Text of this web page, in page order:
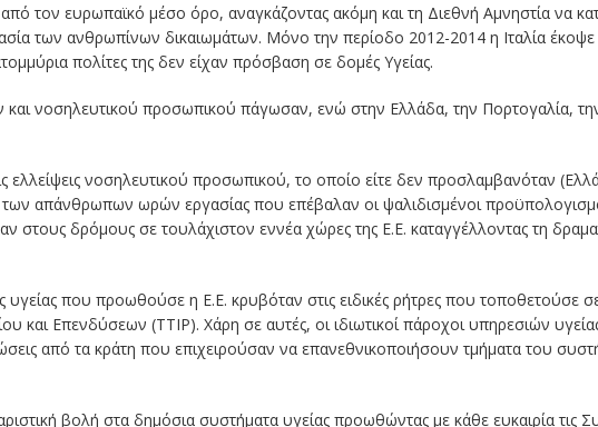
τον ευρωπαϊκό μέσο όρο, αναγκάζοντας ακόμη και τη Διεθνή Αμνηστία να
των ανθρωπίνων δικαιωμάτων. Μόνο την περίοδο 2012-2014 η Ιταλία έκοψε
πολίτες της δεν είχαν πρόσβαση σε δομές Υγείας.
και νοσηλευτικού προσωπικού πάγωσαν, ενώ στην Ελλάδα, την Πορτογαλία,
ελλείψεις νοσηλευτικού προσωπικού, το οποίο είτε δεν προσλαμβανόταν
των απάνθρωπων ωρών εργασίας που επέβαλαν οι ψαλιδισμένοι
στους δρόμους σε τουλάχιστον εννέα χώρες της Ε.Ε. καταγγέλλοντας τη
που προωθούσε η Ε.Ε. κρυβόταν στις ειδικές ρήτρες που τοποθετούσε σε
και Επενδύσεων (TTIP). Χάρη σε αυτές, οι ιδιωτικοί πάροχοι υπηρεσιών
από τα κράτη που επιχειρούσαν να επανεθνικοποιήσουν τμήματα του
βολή στα δημόσια συστήματα υγείας προωθώντας με κάθε ευκαιρία τις